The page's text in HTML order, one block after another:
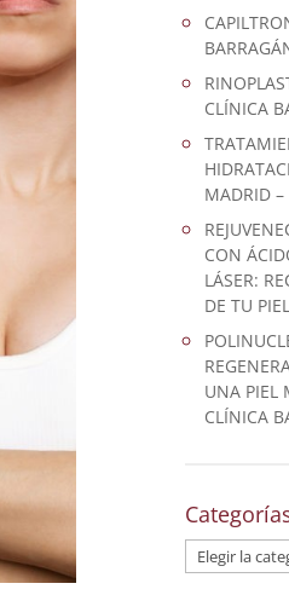
CLÍNICA
MADRID –
CON
LÁSER:
DE TU PIEL
UNA PIEL
CLÍNICA
Categorías